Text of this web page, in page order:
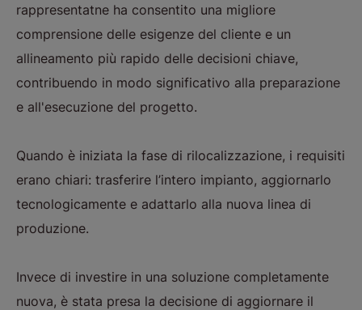
rappresentatne ha consentito una migliore
comprensione delle esigenze del cliente e un
allineamento più rapido delle decisioni chiave,
contribuendo in modo significativo alla preparazione
e all'esecuzione del progetto.
Quando è iniziata la fase di rilocalizzazione, i requisiti
erano chiari: trasferire l’intero impianto, aggiornarlo
tecnologicamente e adattarlo alla nuova linea di
produzione.
Invece di investire in una soluzione completamente
nuova, è stata presa la decisione di aggiornare il